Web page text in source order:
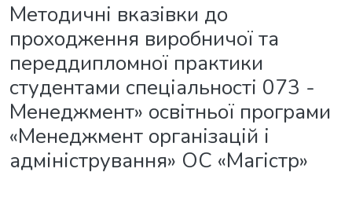
Методичні вказівки до
проходження виробничої та
переддипломної практики
студентами спеціальності 073 -
Менеджмент» освітньої програми
«Менеджмент організацій і
адміністрування» ОС «Магістр»